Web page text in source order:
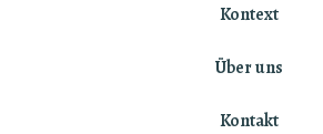
Kontext
Über uns
Kontakt